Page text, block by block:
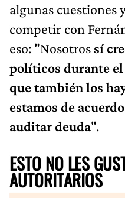
algunas cuestiones
competir con
eso: "Nosotros sí
políticos durante
que también los
estamos de
auditar deuda".
ESTO NO LES
AUTORITARIOS